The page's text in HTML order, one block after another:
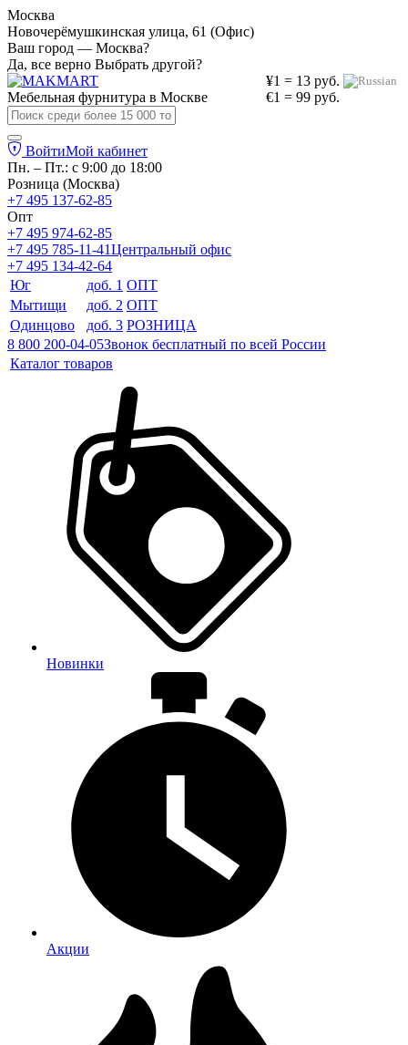
Москва
Новочерёмушкинская улица, 61 (Офис)
Ваш город — Москва?
Да, все верно Выбрать другой?
¥1 = 13 руб.
€1 = 99 руб.
Мебельная фурнитура в Москве
ВойтиМой кабинет
Пн. – Пт.: с 9:00 до 18:00
Розница (Москва)
+7 495 137-62-85
Опт
+7 495 974-62-85
+7 495 785-11-41Центральный офис
+7 495 134-42-64
Юг
доб. 1 ОПТ
Мытищи
доб. 2 ОПТ
Одинцово
доб. 3 РОЗНИЦА
8 800 200-04-05Звонок бесплатный по всей России
Каталог товаров
Новинки
Акции